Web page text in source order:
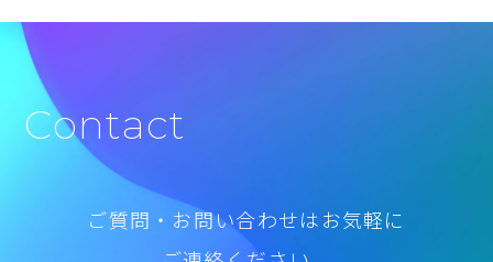
Contact
ご質問・お問い合わせはお気軽に